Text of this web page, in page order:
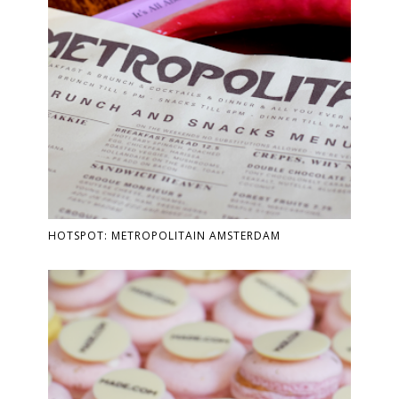
HOTSPOT: METROPOLITAIN AMSTERDAM